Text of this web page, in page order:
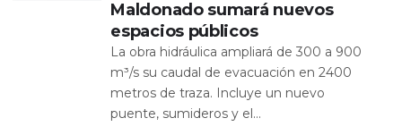
Maldonado sumará nuevos
espacios públicos
La obra hidráulica ampliará de 300 a 900
m³/s su caudal de evacuación en 2400
metros de traza. Incluye un nuevo
puente, sumideros y el...